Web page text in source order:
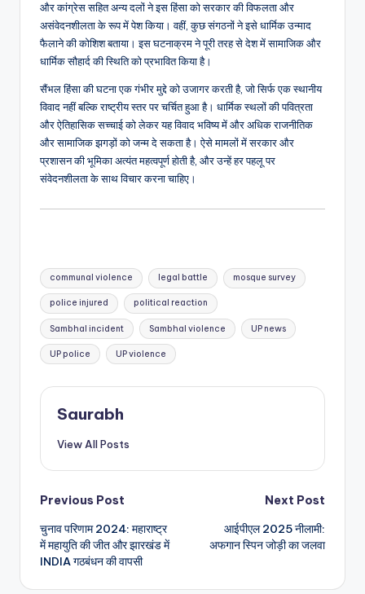
और कांग्रेस सहित अन्य दलों ने इस हिंसा को सरकार की विफलता और
असंवेदनशीलता के रूप में पेश किया। वहीं, कुछ संगठनों ने इसे धार्मिक उन्माद
फैलाने की कोशिश बताया। इस घटनाक्रम ने पूरी तरह से देश में सामाजिक और
धार्मिक सौहार्द की स्थिति को प्रभावित किया है।
सैंभल हिंसा की घटना एक गंभीर मुद्दे को उजागर करती है, जो सिर्फ एक स्थानीय
विवाद नहीं बल्कि राष्ट्रीय स्तर पर चर्चित हुआ है। धार्मिक स्थलों की पवित्रता
और ऐतिहासिक सच्चाई को लेकर यह विवाद भविष्य में और अधिक राजनीतिक
और सामाजिक झगड़ों को जन्म दे सकता है। ऐसे मामलों में सरकार और
प्रशासन की भूमिका अत्यंत महत्वपूर्ण होती है, और उन्हें हर पहलू पर
संवेदनशीलता के साथ विचार करना चाहिए।
Tags:
communal violence legal battle mosque survey
police injured political reaction
Sambhal incident Sambhal violence UP news
UP police UP violence
Saurabh
View All Posts
Post
navigation
Previous Post
चुनाव परिणाम 2024: महाराष्ट्र
में महायुति की जीत और झारखंड में
INDIA गठबंधन की वापसी
Next Post
आईपीएल 2025 नीलामी:
अफगान स्पिन जोड़ी का जलवा